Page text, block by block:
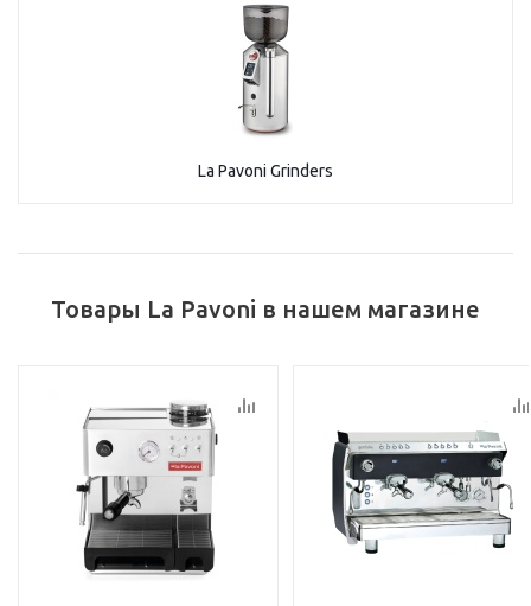
La Pavoni Grinders
Товары La Pavoni в нашем магазине